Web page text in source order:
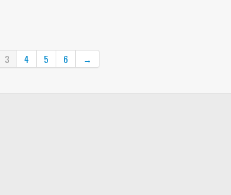
3 4 5 6 →